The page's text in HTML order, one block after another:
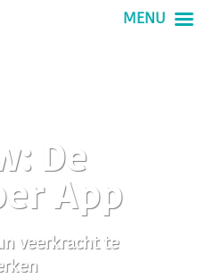
MENU
De
App
veerkracht te